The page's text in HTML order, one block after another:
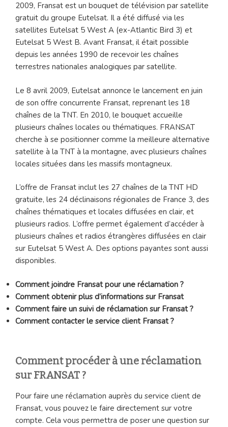
2009, Fransat est un bouquet de télévision par satellite
gratuit du groupe Eutelsat. Il a été diffusé via les
satellites Eutelsat 5 West A (ex-Atlantic Bird 3) et
Eutelsat 5 West B. Avant Fransat, il était possible
depuis les années 1990 de recevoir les chaînes
terrestres nationales analogiques par satellite.
Le 8 avril 2009, Eutelsat annonce le lancement en juin
de son offre concurrente Fransat, reprenant les 18
chaînes de la TNT. En 2010, le bouquet accueille
plusieurs chaînes locales ou thématiques. FRANSAT
cherche à se positionner comme la meilleure alternative
satellite à la TNT à la montagne, avec plusieurs chaînes
locales situées dans les massifs montagneux.
L’offre de Fransat inclut les 27 chaînes de la TNT HD
gratuite, les 24 déclinaisons régionales de France 3, des
chaînes thématiques et locales diffusées en clair, et
plusieurs radios. L’offre permet également d’accéder à
plusieurs chaînes et radios étrangères diffusées en clair
sur Eutelsat 5 West A. Des options payantes sont aussi
disponibles.
Comment joindre Fransat pour une réclamation ?
Comment obtenir plus d’informations sur Fransat
Comment faire un suivi de réclamation sur Fransat ?
Comment contacter le service client Fransat ?
Comment procéder à une réclamation
sur FRANSAT ?
Pour faire une réclamation auprès du service client de
Fransat, vous pouvez le faire directement sur votre
compte. Cela vous permettra de poser une question sur